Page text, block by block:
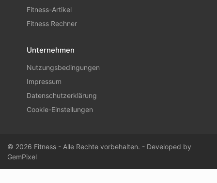
Fitness-Artikel
Fitness Rechner
Unternehmen
Nutzungsbedingungen
Impressum
Datenschutzerklärung
Cookie-Einstellungen
© 2026 Fitness - Alle Rechte vorbehalten. - Developed by
GemPixel